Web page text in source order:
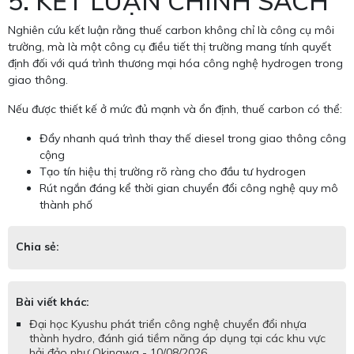
Nghiên cứu kết luận rằng thuế carbon không chỉ là công cụ môi
trường, mà là một công cụ điều tiết thị trường mang tính quyết
định đối với quá trình thương mại hóa công nghệ hydrogen trong
giao thông.
Nếu được thiết kế ở mức đủ mạnh và ổn định, thuế carbon có thể:
Đẩy nhanh quá trình thay thế diesel trong giao thông công
cộng
Tạo tín hiệu thị trường rõ ràng cho đầu tư hydrogen
Rút ngắn đáng kể thời gian chuyển đổi công nghệ quy mô
thành phố
Chia sẻ:
Bài viết khác:
Đại học Kyushu phát triển công nghệ chuyển đổi nhựa
thành hydro, đánh giá tiềm năng áp dụng tại các khu vực